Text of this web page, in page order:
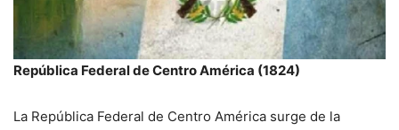
República Federal de Centro América (1824)
La República Federal de Centro América surge de la